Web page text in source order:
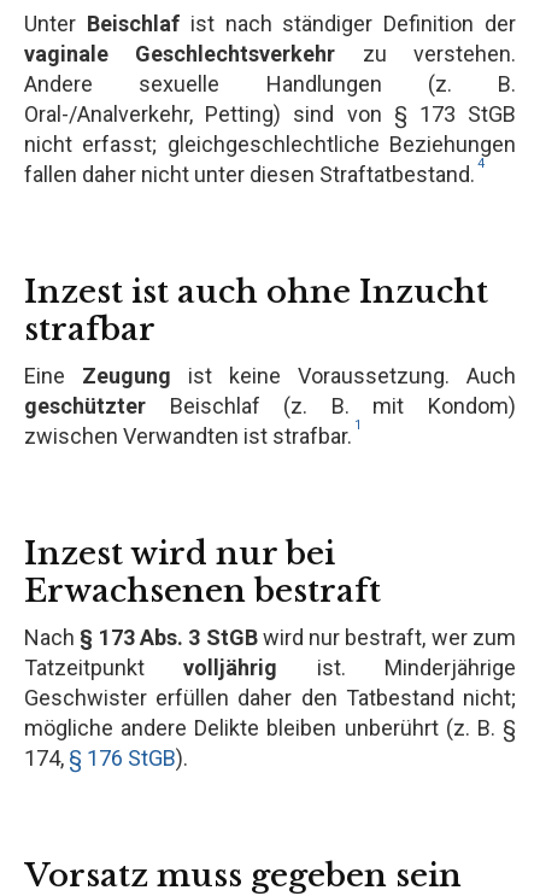
Unter Beischlafist nach ständiger Definition der
vaginale Geschlechtsverkehr zu verstehen.
Andere sexuelle Handlungen (z. B.
Oral-/Analverkehr, Petting) sind von § 173 StGB
nicht erfasst; gleichgeschlechtliche Beziehungen
fallen daher nicht unter diesen Straftatbestand. 4
Inzest ist auch ohne Inzucht
strafbar
Eine Zeugung ist keine Voraussetzung. Auch
geschützter Beischlaf (z. B. mit Kondom)
zwischen Verwandten ist strafbar. 1
Inzest wird nur bei
Erwachsenen bestraft
Nach § 173 Abs. 3 StGBwird nur bestraft, wer zum
Tatzeitpunktvolljährig ist. Minderjährige
Geschwister erfüllen daher den Tatbestand nicht;
mögliche andere Delikte bleiben unberührt (z. B. §
174, § 176 StGB).
Vorsatz muss gegeben sein